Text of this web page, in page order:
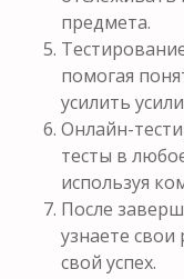
предмета.
помогая
усилить
Онлайн-
тесты в
используя
После
узнаете
свой успех.